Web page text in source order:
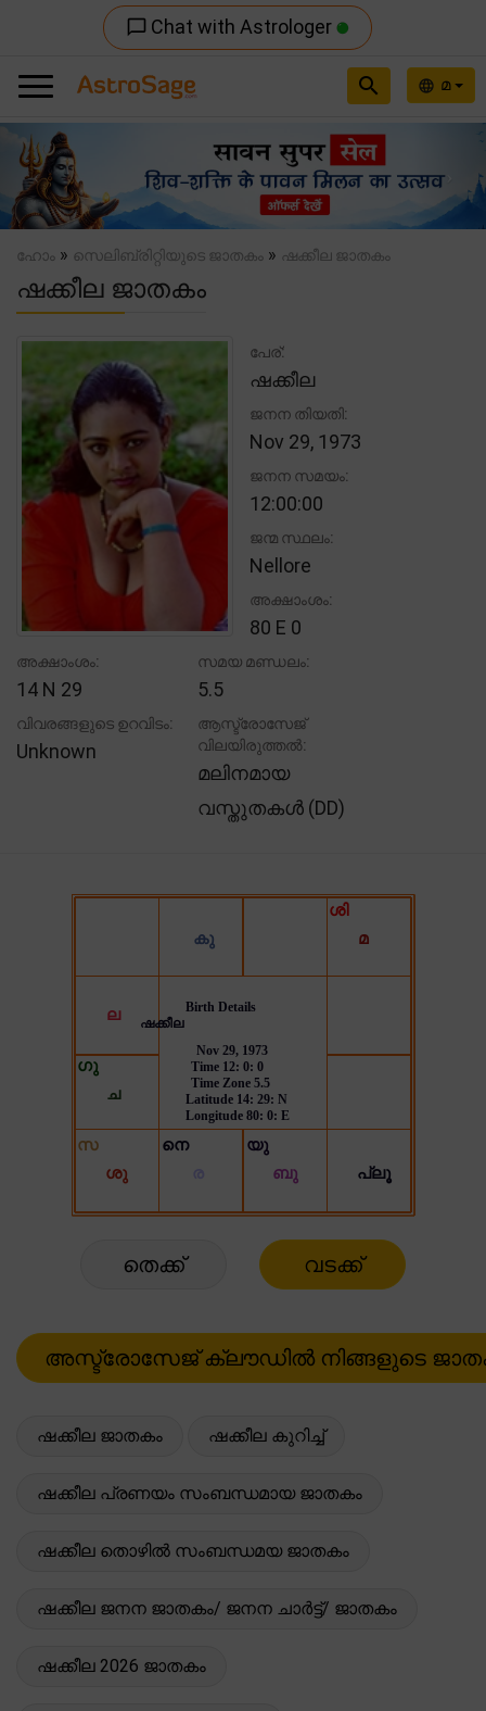
chat_bubble_outline Chat with Astrologer
language മ
search
Previous
ഹോം » സെലിബ്രിറ്റിയുടെ ജാതകം » ഷക്കീല ജാതകം
ഷക്കീല ജാതകം
പേര്:
ഷക്കീല
ജനന തിയതി:
Nov 29, 1973
ജനന സമയം:
12:00:00
ജന്മ സ്ഥലം:
Nellore
അക്ഷാംശം:
80 E 0
അക്ഷാംശം:
14 N 29
സമയ മണ്ഡലം:
5.5
വിവരങ്ങളുടെ ഉറവിടം:
Unknown
ആസ്ട്രോസേജ്
വിലയിരുത്തൽ:
മലിനമായ
വസ്തുതകൾ (DD)
തെക്ക് വടക്ക്
ഷക്കീല ജാതകം ഷക്കീല കുറിച്ച്
ഷക്കീല പ്രണയം സംബന്ധമായ ജാതകം
ഷക്കീല തൊഴിൽ സംബന്ധമയ ജാതകം
ഷക്കീല ജനന ജാതകം/ ജനന ചാർട്ട്/ ജാതകം
ഷക്കീല 2026 ജാതകം